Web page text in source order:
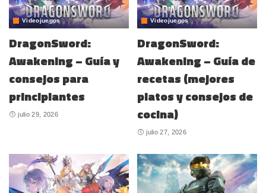
Videojuegos
DragonSword:
Awakening – Guía y
consejos para
principiantes
julio 29, 2026
Videojuegos
DragonSword:
Awakening – Guía de
recetas (mejores
platos y consejos de
cocina)
julio 27, 2026